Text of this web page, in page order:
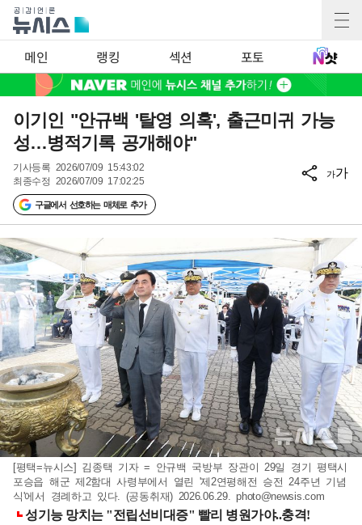
메인 랭킹 섹션 포토
이기인 "안규백 '탈영 의혹', 출근미귀 가능
성…병적기록 공개해야"
기사등록 2026/07/09 15:43:02
최종수정 2026/07/09 17:02:25
구글에서 선호하는 매체로 추가
가가
[평택=뉴시스] 김종택 기자 = 안규백 국방부 장관이 29일 경기 평택시
포승읍 해군 제2함대 사령부에서 열린 '제2연평해전 승전 24주년 기념
식'에서 경례하고 있다. (공동취재) 2026.06.29.photo@newsis.com